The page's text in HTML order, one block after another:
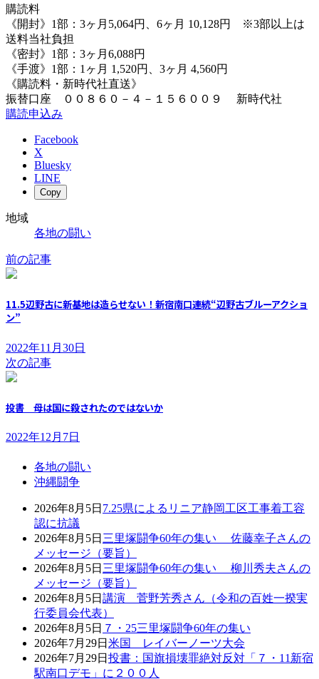
購読料
《開封》1部：3ヶ月5,064円、6ヶ月 10,128円 ※3部以上は
送料当社負担
《密封》1部：3ヶ月6,088円
《手渡》1部：1ヶ月 1,520円、3ヶ月 4,560円
《購読料・新時代社直送》
振替口座 ００８６０－４－１５６００９ 新時代社
購読申込み
Facebook
X
Bluesky
LINE
Copy
地域
各地の闘い
前の記事
11.5辺野古に新基地は造らせない！新宿南口連続“辺野古ブルーアクショ
ン”
2022年11月30日
次の記事
投書 母は国に殺されたのではないか
2022年12月7日
各地の闘い
沖縄闘争
2026年8月5日 7.25県によるリニア静岡工区工事着工容
認に抗議
2026年8月5日 三里塚闘争60年の集い 佐藤幸子さんの
メッセージ（要旨）
2026年8月5日 三里塚闘争60年の集い 柳川秀夫さんの
メッセージ（要旨）
2026年8月5日 講演 菅野芳秀さん（令和の百姓一揆実
行委員会代表）
2026年8月5日 ７・25三里塚闘争60年の集い
2026年7月29日 米国 レイバーノーツ大会
2026年7月29日 投書：国旗損壊罪絶対反対「７・11新宿
駅南口デモ」に２００人